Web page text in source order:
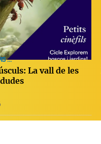
...
La vall de les